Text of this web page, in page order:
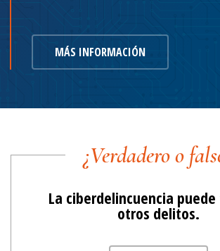
MÁS INFORMACIÓN
¿Verdadero o
La ciberdelincuencia
otros delitos.